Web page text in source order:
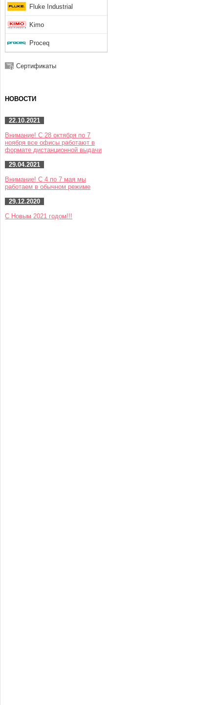
Fluke Industrial
Kimo
Proceq
Сертификаты
НОВОСТИ
22.10.2021
Внимание! С 28 октября по 7
ноября все офисы работают в
формате дистанционной выдачи
29.04.2021
Внимание! С 4 по 7 мая мы
работаем в обычном режиме
29.12.2020
С Новым 2021 годом!!!